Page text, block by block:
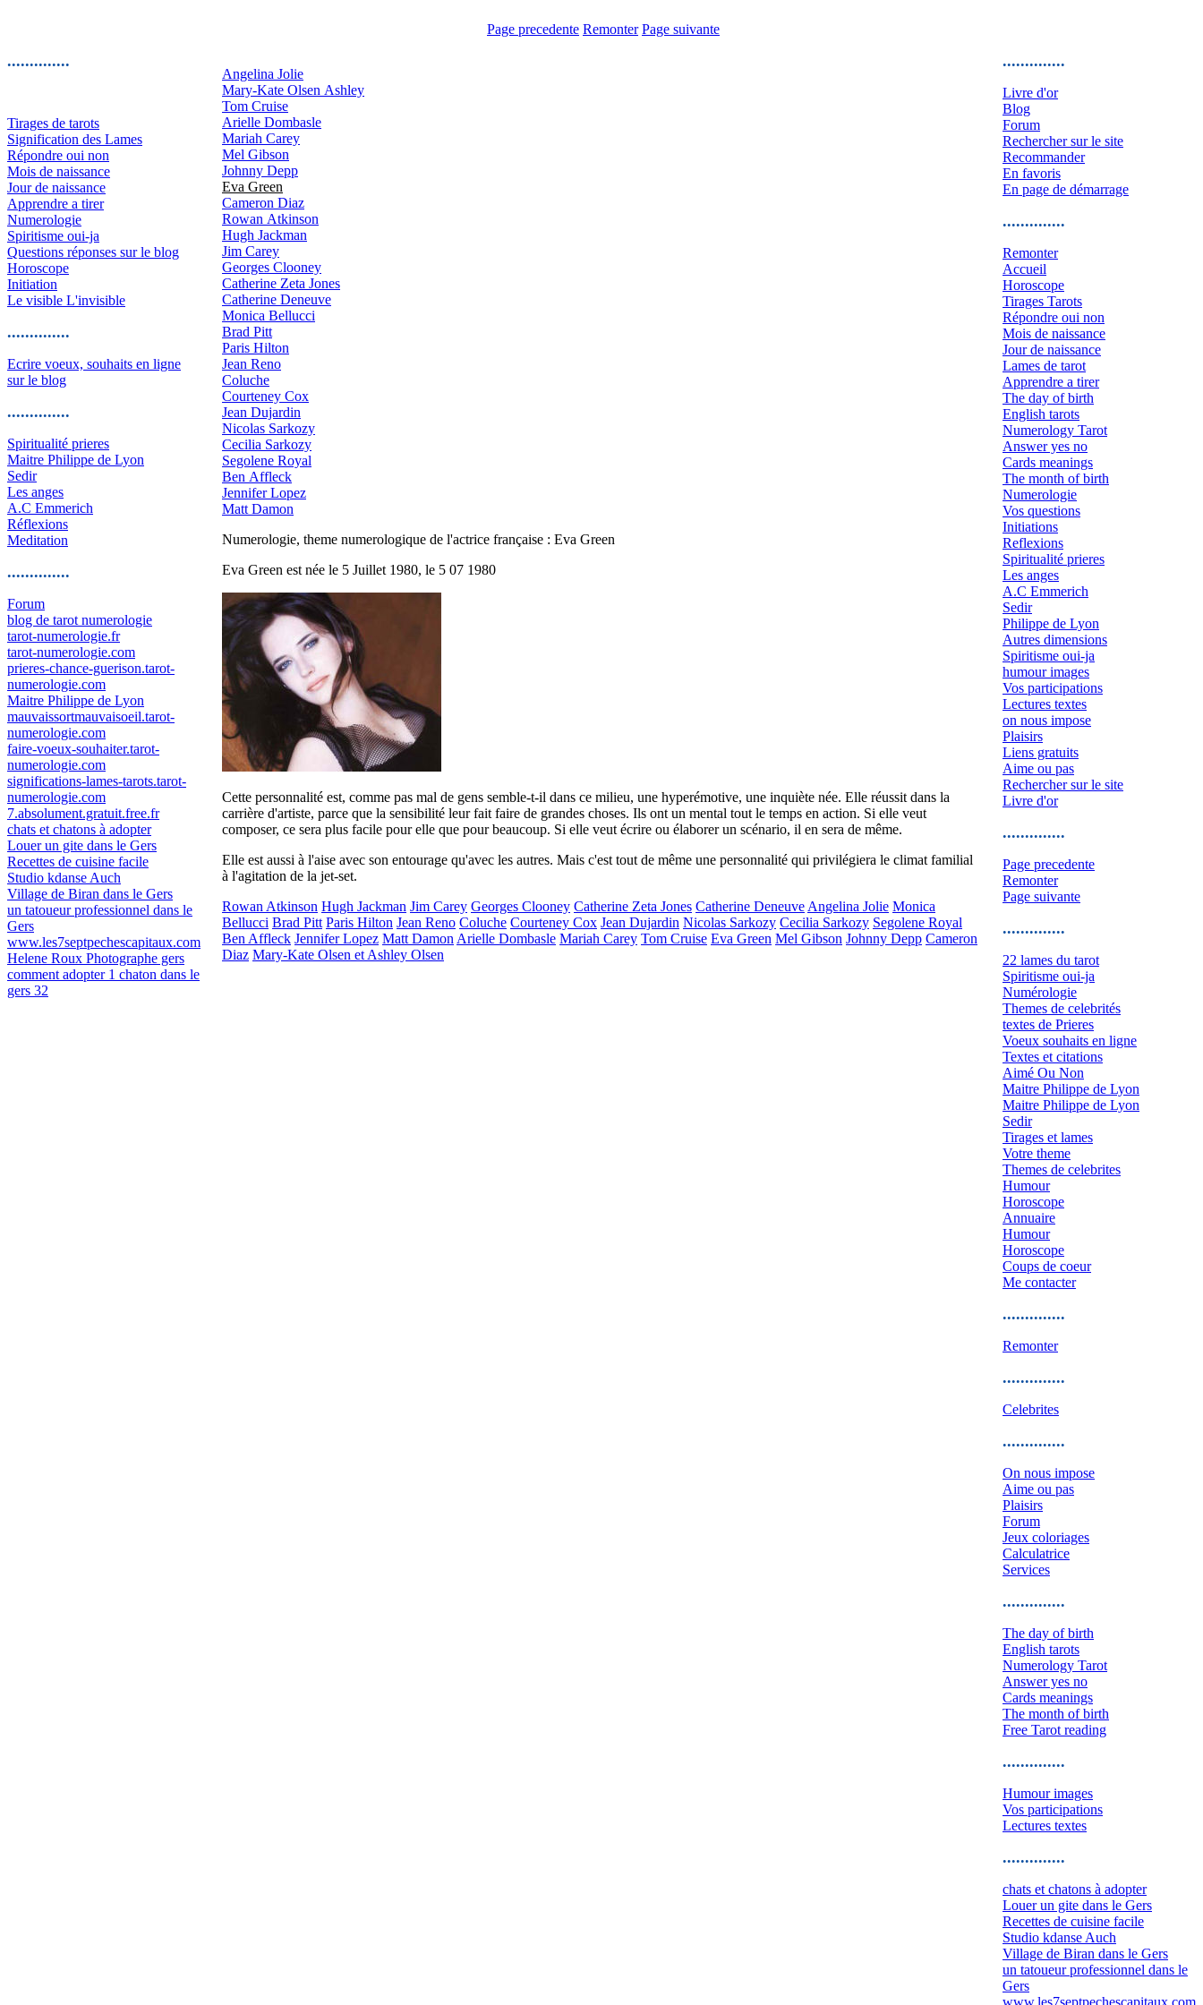
Page precedente Remonter Page suivante
..............
Tirages de tarots
Signification des Lames
Répondre oui non
Mois de naissance
Jour de naissance
Apprendre a tirer
Numerologie
Spiritisme oui-ja
Questions réponses sur le blog
Horoscope
Initiation
Le visible L'invisible
..............
Ecrire voeux, souhaits en ligne
sur le blog
..............
Spiritualité prieres
Maitre Philippe de Lyon
Sedir
Les anges
A.C Emmerich
Réflexions
Meditation
..............
Forum
blog de tarot numerologie
tarot-numerologie.fr
tarot-numerologie.com
prieres-chance-guerison.tarot-
numerologie.com
Maitre Philippe de Lyon
mauvaissortmauvaisoeil.tarot-
numerologie.com
faire-voeux-souhaiter.tarot-
numerologie.com
significations-lames-tarots.tarot-
numerologie.com
7.absolument.gratuit.free.fr
chats et chatons à adopter
Louer un gite dans le Gers
Recettes de cuisine facile
Studio kdanse Auch
Village de Biran dans le Gers
un tatoueur professionnel dans le
Gers
www.les7septpechescapitaux.com
Helene Roux Photographe gers
comment adopter 1 chaton dans le
gers 32
Angelina Jolie
Mary-Kate Olsen Ashley
Tom Cruise
Arielle Dombasle
Mariah Carey
Mel Gibson
Johnny Depp
Eva Green
Cameron Diaz
Rowan Atkinson
Hugh Jackman
Jim Carey
Georges Clooney
Catherine Zeta Jones
Catherine Deneuve
Monica Bellucci
Brad Pitt
Paris Hilton
Jean Reno
Coluche
Courteney Cox
Jean Dujardin
Nicolas Sarkozy
Cecilia Sarkozy
Segolene Royal
Ben Affleck
Jennifer Lopez
Matt Damon
Numerologie, theme numerologique de l'actrice française : Eva Green
Eva Green est née le 5 Juillet 1980, le 5 07 1980
Cette personnalité est, comme pas mal de gens semble-t-il dans ce milieu, une hyperémotive, une inquiète née. Elle réussit dans la
carrière d'artiste, parce que la sensibilité leur fait faire de grandes choses. Ils ont un mental tout le temps en action. Si elle veut
composer, ce sera plus facile pour elle que pour beaucoup. Si elle veut écrire ou élaborer un scénario, il en sera de même.
Elle est aussi à l'aise avec son entourage qu'avec les autres. Mais c'est tout de même une personnalité qui privilégiera le climat familial
à l'agitation de la jet-set.
Rowan Atkinson Hugh Jackman Jim Carey Georges Clooney Catherine Zeta Jones Catherine Deneuve Angelina Jolie Monica
Bellucci Brad Pitt Paris Hilton Jean Reno Coluche Courteney Cox Jean Dujardin Nicolas Sarkozy Cecilia Sarkozy Segolene Royal
Ben Affleck Jennifer Lopez Matt Damon Arielle Dombasle Mariah Carey Tom Cruise Eva Green Mel Gibson Johnny Depp Cameron
Diaz Mary-Kate Olsen et Ashley Olsen
..............
Livre d'or
Blog
Forum
Rechercher sur le site
Recommander
En favoris
En page de démarrage
..............
Remonter
Accueil
Horoscope
Tirages Tarots
Répondre oui non
Mois de naissance
Jour de naissance
Lames de tarot
Apprendre a tirer
The day of birth
English tarots
Numerology Tarot
Answer yes no
Cards meanings
The month of birth
Numerologie
Vos questions
Initiations
Reflexions
Spiritualité prieres
Les anges
A.C Emmerich
Sedir
Philippe de Lyon
Autres dimensions
Spiritisme oui-ja
humour images
Vos participations
Lectures textes
on nous impose
Plaisirs
Liens gratuits
Aime ou pas
Rechercher sur le site
Livre d'or
..............
Page precedente
Remonter
Page suivante
..............
22 lames du tarot
Spiritisme oui-ja
Numérologie
Themes de celebrités
textes de Prieres
Voeux souhaits en ligne
Textes et citations
Aimé Ou Non
Maitre Philippe de Lyon
Maitre Philippe de Lyon
Sedir
Tirages et lames
Votre theme
Themes de celebrites
Humour
Horoscope
Annuaire
Humour
Horoscope
Coups de coeur
Me contacter
..............
Remonter
..............
Celebrites
..............
On nous impose
Aime ou pas
Plaisirs
Forum
Jeux coloriages
Calculatrice
Services
..............
The day of birth
English tarots
Numerology Tarot
Answer yes no
Cards meanings
The month of birth
Free Tarot reading
..............
Humour images
Vos participations
Lectures textes
..............
chats et chatons à adopter
Louer un gite dans le Gers
Recettes de cuisine facile
Studio kdanse Auch
Village de Biran dans le Gers
un tatoueur professionnel dans le
Gers
www.les7septpechescapitaux.com